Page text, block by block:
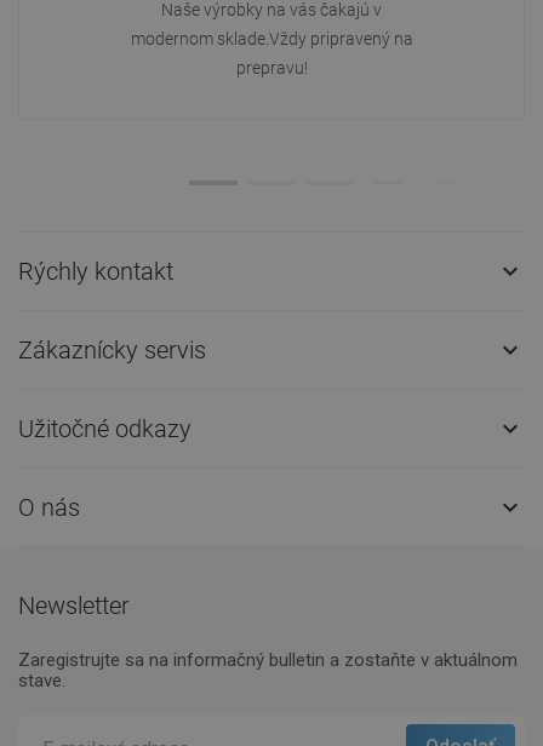
Naše výrobky na vás čakajú v
modernom sklade.Vždy pripravený na
prepravu!
Rýchly kontakt 
Zákaznícky servis 
Užitočné odkazy 
O nás 
Newsletter
Zaregistrujte sa na informačný bulletin a zostaňte v aktuálnom
stave.